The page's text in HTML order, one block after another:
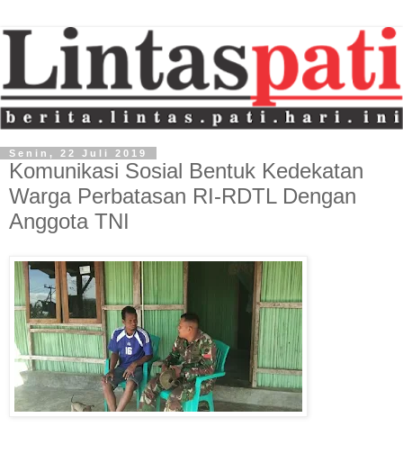
Senin, 22 Juli 2019
Komunikasi Sosial Bentuk Kedekatan
Warga Perbatasan RI-RDTL Dengan
Anggota TNI